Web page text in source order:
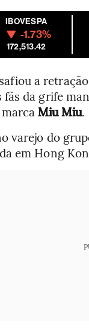
IBOVESPA
-1.73%
172,513.42
a
da grife
marcaMiu Miu.
varejo do
em Hong